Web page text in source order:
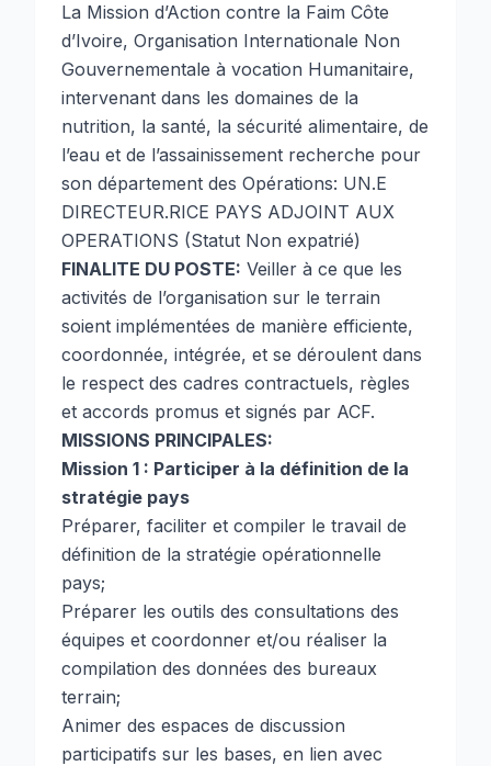
La Mission d’Action contre la Faim Côte
d’Ivoire, Organisation Internationale Non
Gouvernementale à vocation Humanitaire,
intervenant dans les domaines de la
nutrition, la santé, la sécurité alimentaire, de
l’eau et de l’assainissement recherche pour
son département des Opérations: UN.E
DIRECTEUR.RICE PAYS ADJOINT AUX
OPERATIONS (Statut Non expatrié)
FINALITE DU POSTE: Veiller à ce que les
activités de l’organisation sur le terrain
soient implémentées de manière efficiente,
coordonnée, intégrée, et se déroulent dans
le respect des cadres contractuels, règles
et accords promus et signés par ACF.
MISSIONS PRINCIPALES:
Mission 1 : Participer à la définition de la
stratégie pays
Préparer, faciliter et compiler le travail de
définition de la stratégie opérationnelle
pays;
Préparer les outils des consultations des
équipes et coordonner et/ou réaliser la
compilation des données des bureaux
terrain;
Animer des espaces de discussion
participatifs sur les bases, en lien avec